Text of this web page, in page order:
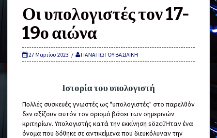
Οι υπολογιστές τον 17-
19ο αιώνα
27 Μαρτίου 2023 ΠΑΝΑΓΙΩΤΟΥ ΒΑΣΙΛΙΚΗ
Ιστορία του υπολογιστή
Πολλές συσκευές γνωστές ως "υπολογιστές" στο παρελθόν
δεν αξίζουν αυτόν τον ορισμό βάσει των σημερινών
κριτηρίων. Υπολογιστής κατά την εκκίνηση sözcüΉταν ένα
όνομα που δόθηκε σε αντικείμενα που διευκόλυναν την